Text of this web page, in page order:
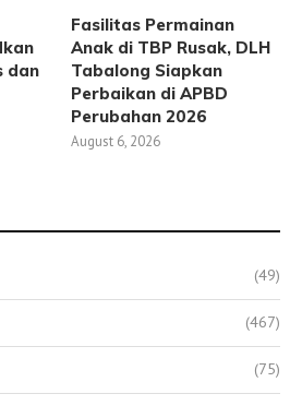
dan
Fasilitas Permainan
Anak di TBP Rusak, DLH
Tabalong Siapkan
Perbaikan di APBD
Perubahan 2026
August 6, 2026
(49)
(467)
(75)